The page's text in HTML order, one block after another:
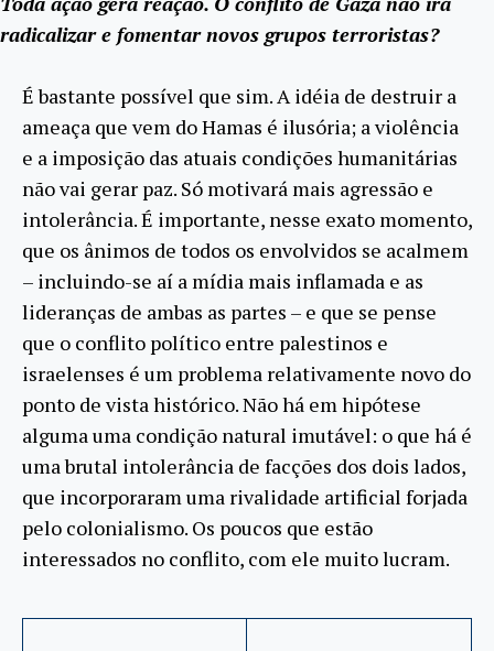
radicalizar e fomentar novos grupos terroristas?
É bastante possível que sim. A idéia de destruir a
ameaça que vem do Hamas é ilusória; a violência
e a imposição das atuais condições humanitárias
não vai gerar paz. Só motivará mais agressão e
intolerância. É importante, nesse exato momento,
que os ânimos de todos os envolvidos se acalmem
– incluindo-se aí a mídia mais inflamada e as
lideranças de ambas as partes – e que se pense
que o conflito político entre palestinos e
israelenses é um problema relativamente novo do
ponto de vista histórico. Não há em hipótese
alguma uma condição natural imutável: o que há é
uma brutal intolerância de facções dos dois lados,
que incorporaram uma rivalidade artificial forjada
pelo colonialismo. Os poucos que estão
interessados no conflito, com ele muito lucram.